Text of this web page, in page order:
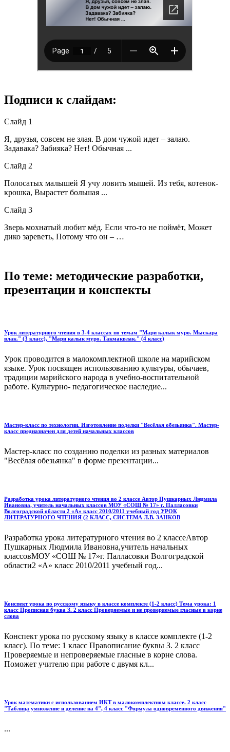
Подписи к слайдам:
Слайд 1
Я, друзья, совсем не злая. В дом чужой идет – залаю.
Задавака? Забияка? Нет! Обычная ...
Слайд 2
Полосатых малышей Я учу ловить мышей. Из тебя, котенок-
крошка, Вырастет большая ...
Слайд 3
Зверь мохнатый любит мёд. Если что-то не поймёт, Может
дико зареветь, Потому что он – …
По теме: методические разработки,
презентации и конспекты
Урок литературного чтения в 3-4 классах по темам "Мари калык муро. Мыскара
влак." (3 класс), "Мари калык муро. Такмаквлак." (4 класс)
Урок проводится в малокомплектной школе на марийском
языке. Урок посвящен использованию культуры, обычаев,
традиции марийского народа в учебно-воспитательной
работе. Культурно- педагогическое наследие...
Мастер-класс по технологии. Изготовление поделки "Весёлая обезьянка". Мастер-
класс предназначен для детей начальных классов
Мастер-класс по созданию поделки из разных материалов
"Весёлая обезьянка" в форме презентации...
Разработка урока литературного чтения во 2 классе Автор Пушкарных Людмила
Ивановна, учитель начальных классов МОУ «СОШ № 17» г. Палласовки
Волгоградской области 2 «А» класс 2010/2011 учебный год УРОК
ЛИТЕРАТУРНОГО ЧТЕНИЯ (2 КЛАСС, СИСТЕМА Л.В. ЗАНКОВ
Разработка урока литературного чтения во 2 классеАвтор
Пушкарных Людмила Ивановна,учитель начальных
классовМОУ «СОШ № 17»г. Палласовки Волгоградской
области2 «А» класс 2010/2011 учебный год...
Конспект урока по русскому языку в классе комплекте (1-2 класс) Тема урока: 1
класс Прописная буква З. 2 класс Проверяемые и не проверяемые гласные в корне
слова
Конспект урока по русскому языку в классе комплекте (1-2
класс). По теме: 1 класс Правописание буквы З. 2 класс
Проверяемые и непроверяемые гласные в корне слова.
Поможет учителю при работе с двумя кл...
Урок математики с использованием ИКТ в малокомплектном классе. 2 класс
"Таблица умножение и деление на 4", 4 класс "Формула одновременного движения"
...